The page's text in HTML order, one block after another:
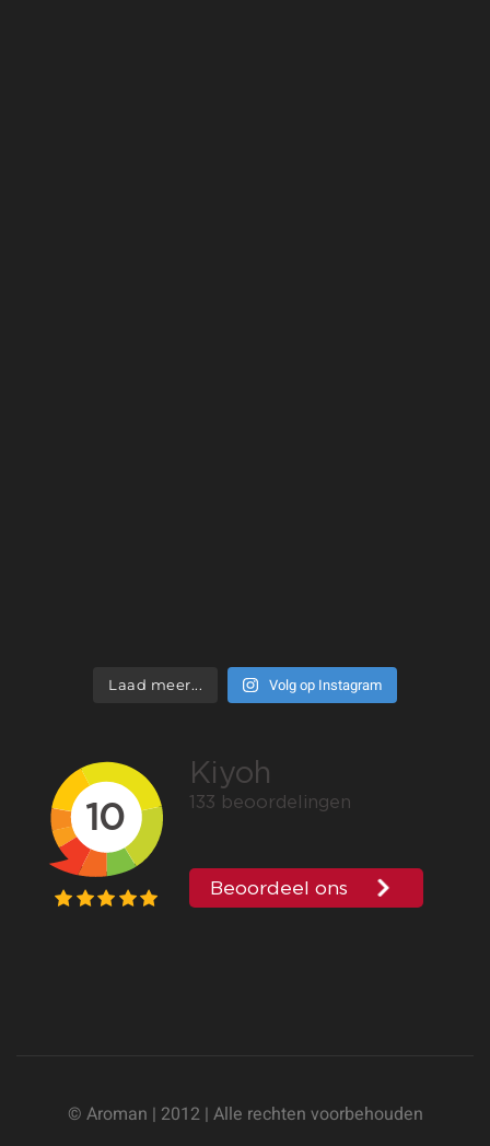
Laad meer... Volg op Instagram
© Aroman | 2012 | Alle rechten voorbehouden